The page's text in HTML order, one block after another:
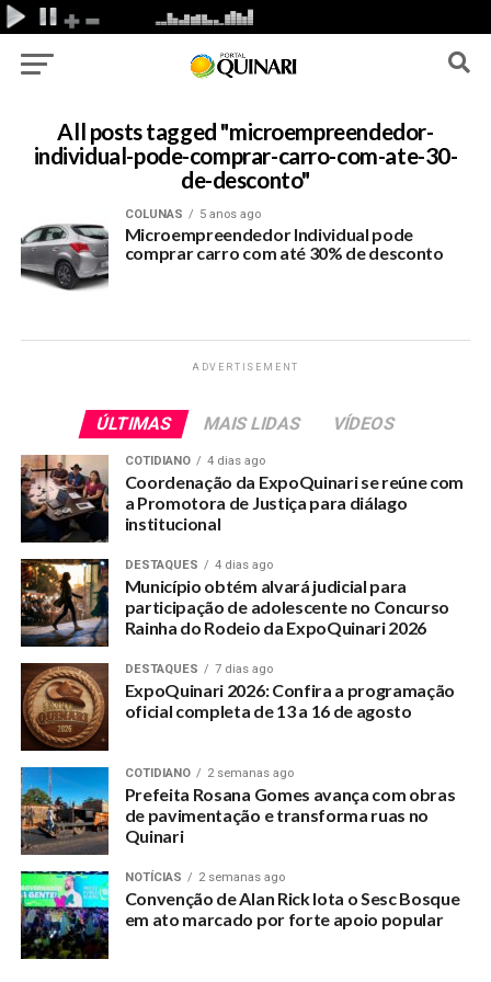
All posts tagged "microempreendedor-
individual-pode-comprar-carro-com-ate-30-
de-desconto"
COLUNAS 5 anos ago
Microempreendedor Individual pode
comprar carro com até 30% de desconto
ADVERTISEMENT
ÚLTIMAS MAIS LIDAS VÍDEOS
COTIDIANO 4 dias ago
Coordenação da ExpoQuinari se reúne com
a Promotora de Justiça para diálago
institucional
DESTAQUES 4 dias ago
Município obtém alvará judicial para
participação de adolescente no Concurso
Rainha do Rodeio da ExpoQuinari 2026
DESTAQUES 7 dias ago
ExpoQuinari 2026: Confira a programação
oficial completa de 13 a 16 de agosto
COTIDIANO 2 semanas ago
Prefeita Rosana Gomes avança com obras
de pavimentação e transforma ruas no
Quinari
NOTÍCIAS 2 semanas ago
Convenção de Alan Rick lota o Sesc Bosque
em ato marcado por forte apoio popular